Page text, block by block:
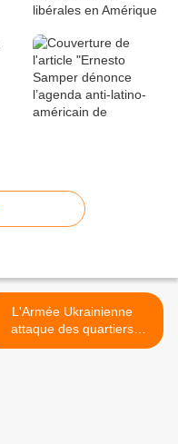
L'Armée Ukrainienne
attaque des quartiers
résidentiels dela